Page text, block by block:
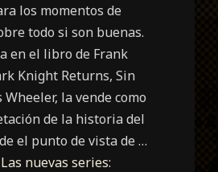
los momentos de
todo si son buenas.
en el libro de Frank
Knight Returns, Sin
la vende como
de la historia del
el punto de vista de …
Las nuevas series: